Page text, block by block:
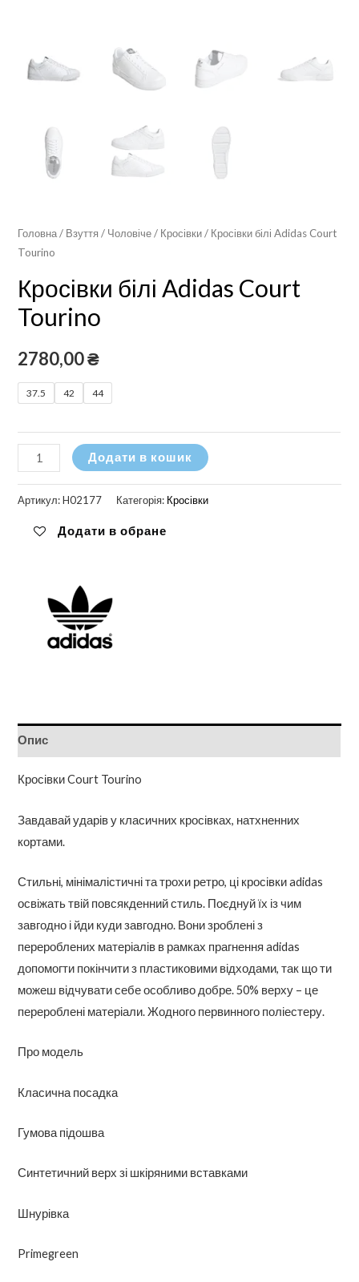
Головна/ Взуття / Чоловіче/ Кросівки/ Кросівки білі Adidas Court
Tourino
Кросівки білі Adidas Court
Tourino
2780,00₴
37.5 42 44
Кросівки
білі
Adidas
Tourino
Додати в кошик
Артикул:H02177 Категорія: Кросівки
Додати в обране
Опис
Кросівки Court Tourino
Завдавай ударів у класичних кросівках, натхненних
кортами.
Стильні, мінімалістичні та трохи ретро, ​​ці кросівки adidas
освіжать твій повсякденний стиль. Поєднуй їх із чим
завгодно і йди куди завгодно. Вони зроблені з
перероблених матеріалів в рамках прагнення adidas
допомогти покінчити з пластиковими відходами, так що ти
можеш відчувати себе особливо добре. 50% верху – це
перероблені матеріали. Жодного первинного поліестеру.
Про модель
Класична посадка
Гумова підошва
Синтетичний верх зі шкіряними вставками
Шнурівка
Primegreen